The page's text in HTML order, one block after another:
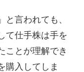
言われても、
て仕手株は手を
ことが理解でき
購入してしま